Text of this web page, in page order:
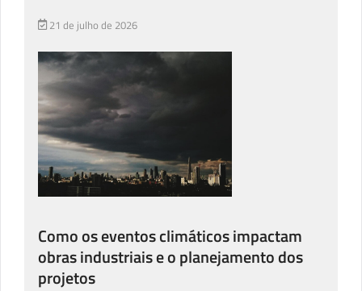
21 de julho de 2026
Como os eventos climáticos impactam
obras industriais e o planejamento dos
projetos